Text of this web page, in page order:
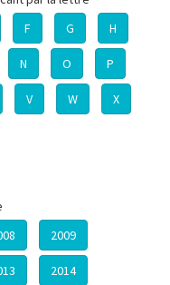
F G H
N O P
V W X
2009
2014